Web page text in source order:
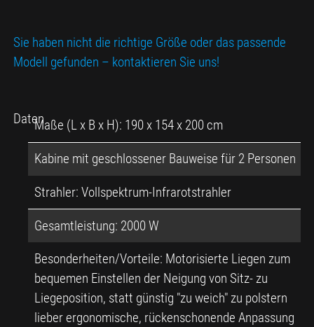
Sie haben nicht die richtige Größe oder das passende
Modell gefunden – kontaktieren Sie uns!
DatenMaße (L x B x H): 190 x 154 x 200 cm
Kabine mit geschlossener Bauweise für 2 Personen
Strahler: Vollspektrum-Infrarotstrahler
Gesamtleistung: 2000 W
Besonderheiten/Vorteile: Motorisierte Liegen zum
bequemen Einstellen der Neigung von Sitz- zu
Liegeposition, statt günstig "zu weich" zu polstern
lieber ergonomische, rückenschonende Anpassung